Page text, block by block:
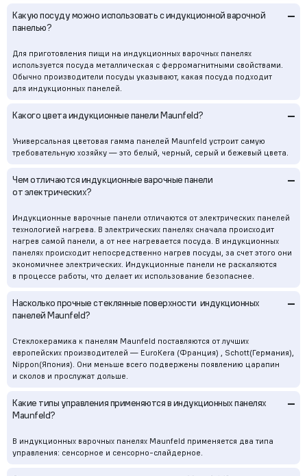
Какую посуду можно использовать с индукционной варочной
панелью?
–
Для приготовления пищи на индукционных варочных панелях
используется посуда металлическая с ферромагнитными свойствами.
Обычно производители посуды указывают, какая посуда подходит
для индукционных панелей.
Какого цвета индукционные панели Maunfeld? –
Универсальная цветовая гамма панелей Maunfeld устроит самую
требовательную хозяйку — это белый, черный, серый и бежевый цвета.
Чем отличаются индукционные варочные панели
от электрических?
–
Индукционные варочные панели отличаются от электрических панелей
технологией нагрева. В электрических панелях сначала происходит
нагрев самой панели, а от нее нагревается посуда. В индукционных
панелях происходит непосредственно нагрев посуды, за счет этого они
экономичнее электрических. Индукционные панели не раскаляются
в процессе работы, что делает их использование безопаснее.
Насколько прочные стеклянные поверхности индукционных
панелей Maunfeld?
–
Стеклокерамика к панелям Maunfeld поставляются от лучших
европейских производителей — EuroKera (Франция) , Schott(Германия),
Nippon(Япония). Они меньше всего подвержены появлению царапин
и сколов и прослужат дольше.
Какие типы управления применяются в индукционных панелях
Maunfeld?
–
В индукционных варочных панелях Maunfeld применяется два типа
управления: сенсорное и сенсорно-слайдерное.